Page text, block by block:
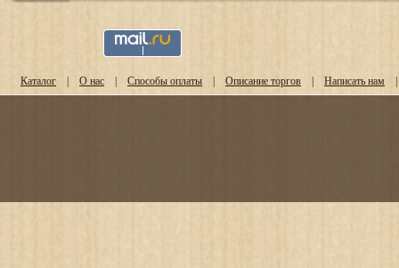
Каталог | О нас | Способы оплаты | Описание торгов | Написать нам |